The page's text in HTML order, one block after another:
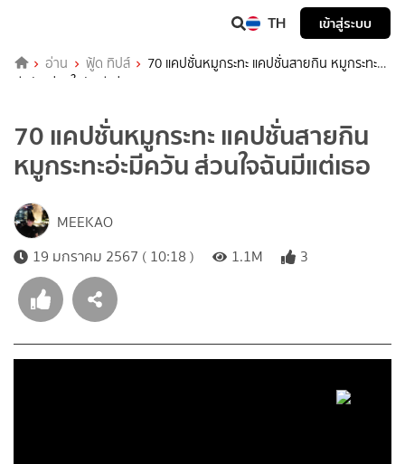
TH เข้าสู่ระบบ
อ่าน ฟู้ด ทิปส์
70 แคปชั่นหมูกระทะ แคปชั่นสายกิน หมูกระทะอ่ะ
มีควัน ส่วนใจฉันมีแต่เธอ
70 แคปชั่นหมูกระทะ แคปชั่นสายกิน
หมูกระทะอ่ะมีควัน ส่วนใจฉันมีแต่เธอ
MEEKAO
19 มกราคม 2567 ( 10:18 )
1.1M 3